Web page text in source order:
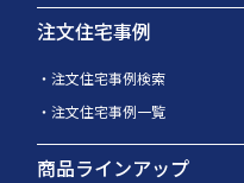
注文住宅事例
注文住宅事例検索
注文住宅事例一覧
商品ラインアップ